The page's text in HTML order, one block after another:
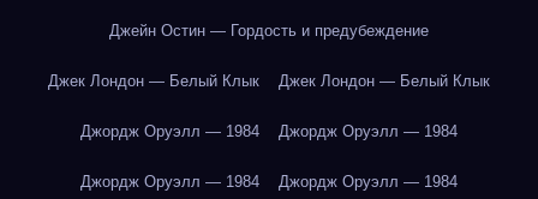
Джейн Остин — Гордость и предубеждение
Джек Лондон — Белый Клык Джек Лондон — Белый Клык
Джордж Оруэлл — 1984 Джордж Оруэлл — 1984
Джордж Оруэлл — 1984 Джордж Оруэлл — 1984